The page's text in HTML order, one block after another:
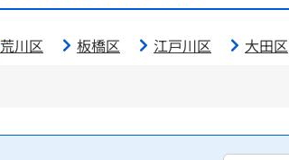
荒川区 板橋区 江戸川区 大田区